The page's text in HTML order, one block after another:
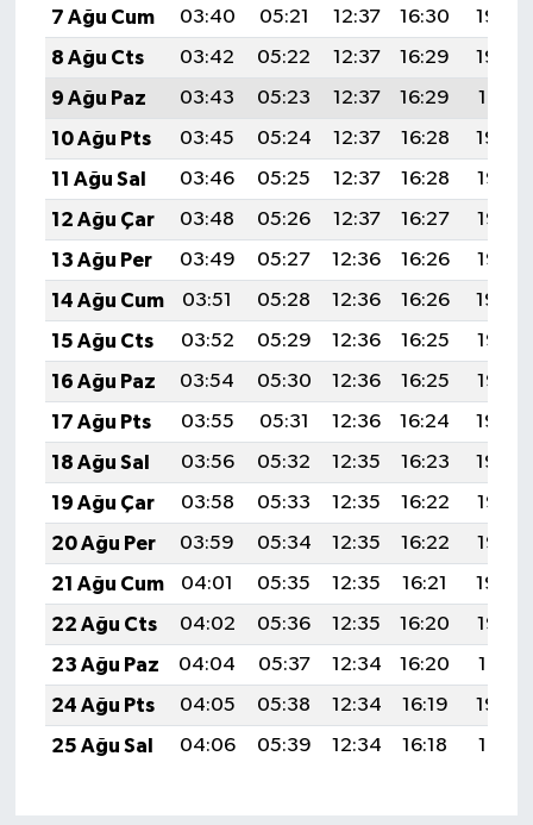
7 Ağu Cum
03:40 05:21 12:37 16:30
19:44
8 Ağu Cts
03:42 05:22 12:37 16:29
19:42
9 Ağu Paz
03:43 05:23 12:37 16:29
19:41
10 Ağu Pts
03:45 05:24 12:37 16:28
19:40
11 Ağu Sal
03:46 05:25 12:37 16:28
19:38
12 Ağu Çar
03:48 05:26 12:37 16:27
19:37
13 Ağu Per
03:49 05:27 12:36 16:26
19:36
14 Ağu Cum
03:51 05:28 12:36 16:26
19:34
15 Ağu Cts
03:52 05:29 12:36 16:25
19:33
16 Ağu Paz
03:54 05:30 12:36 16:25
19:32
17 Ağu Pts
03:55 05:31 12:36 16:24
19:30
18 Ağu Sal
03:56 05:32 12:35 16:23
19:29
19 Ağu Çar
03:58 05:33 12:35 16:22
19:27
20 Ağu Per
03:59 05:34 12:35 16:22
19:26
21 Ağu Cum
04:01 05:35 12:35 16:21
19:24
22 Ağu Cts
04:02 05:36 12:35 16:20
19:23
23 Ağu Paz
04:04 05:37 12:34 16:20
19:21
24 Ağu Pts
04:05 05:38 12:34 16:19
19:20
25 Ağu Sal
04:06 05:39 12:34 16:18 19:18